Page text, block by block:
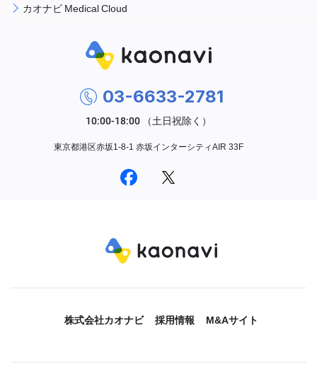
カオナビ Medical Cloud
03-6633-2781
東京都港区赤坂1-8-1 赤坂インターシティAIR 33F
株式会社カオナビ 採用情報 M&Aサイト